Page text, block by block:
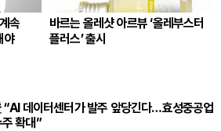
속
야
바르는 올레샷 아르뷰 ‘올레부스터
플러스’ 출시
“AI 데이터센터가 발주 앞당긴다…효성중공업
확대”